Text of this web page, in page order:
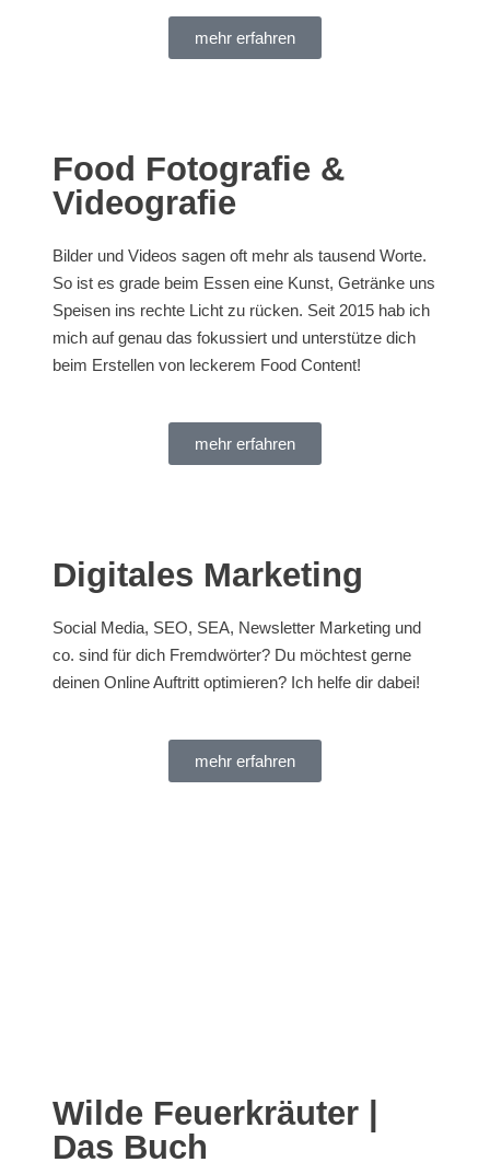
mehr erfahren
Food Fotografie &
Videografie
Bilder und Videos sagen oft mehr als tausend Worte.
So ist es grade beim Essen eine Kunst, Getränke uns
Speisen ins rechte Licht zu rücken. Seit 2015 hab ich
mich auf genau das fokussiert und unterstütze dich
beim Erstellen von leckerem Food Content!
mehr erfahren
Digitales Marketing
Social Media, SEO, SEA, Newsletter Marketing und
co. sind für dich Fremdwörter? Du möchtest gerne
deinen Online Auftritt optimieren? Ich helfe dir dabei!
mehr erfahren
Wilde Feuerkräuter |
Das Buch